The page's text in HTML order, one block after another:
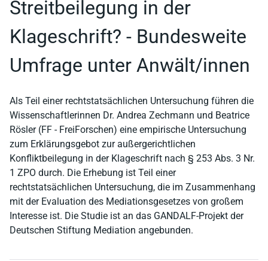
Streitbeilegung in der
Klageschrift? - Bundesweite
Umfrage unter Anwält/innen
Als Teil einer rechtstatsächlichen Untersuchung führen die
Wissenschaftlerinnen Dr. Andrea Zechmann und Beatrice
Rösler (FF - FreiForschen) eine empirische Untersuchung
zum Erklärungsgebot zur außergerichtlichen
Konfliktbeilegung in der Klageschrift nach § 253 Abs. 3 Nr.
1 ZPO durch. Die Erhebung ist Teil einer
rechtstatsächlichen Untersuchung, die im Zusammenhang
mit der Evaluation des Mediationsgesetzes von großem
Interesse ist. Die Studie ist an das GANDALF-Projekt der
Deutschen Stiftung Mediation angebunden.